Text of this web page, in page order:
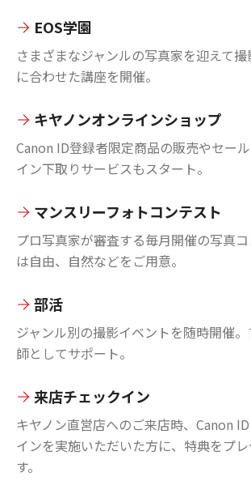
EOS学園
さまざまなジャンルの写真家を迎えて
に合わせた講座を開催。
キヤノンオンラインショップ
Canon ID登録者限定商品の販売やセー
イン下取りサービスもスタート。
マンスリーフォトコンテスト
プロ写真家が審査する毎月開催の写真
は自由、自然などをご用意。
部活
ジャンル別の撮影イベントを随時開催
師としてサポート。
来店チェックイン
キヤノン直営店へのご来店時、Canon
インを実施いただいた方に、特典をプ
す。